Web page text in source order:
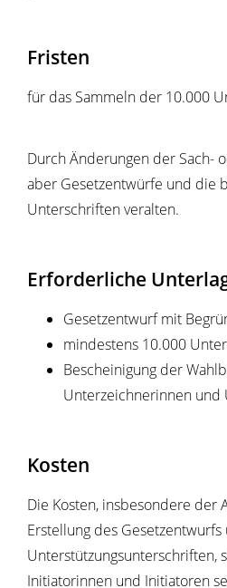
Fristen
für das Sammeln der 10.000
Durch Änderungen der Sach-
aber Gesetzentwürfe und die
Unterschriften veralten.
Erforderliche
Gesetzentwurf mit
mindestens 10.000
Bescheinigung der
Unterzeichnerinnen und
Kosten
Die Kosten, insbesondere der
Erstellung des
Unterstützungsunterschriften,
Initiatorinnen und Initiatoren